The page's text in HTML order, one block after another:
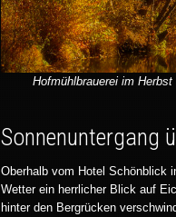
Hofmühlbrauerei im
Sonnenuntergang
Oberhalb vom Hotel Schönblick
Wetter ein herrlicher Blick auf
hinter den Bergrücken